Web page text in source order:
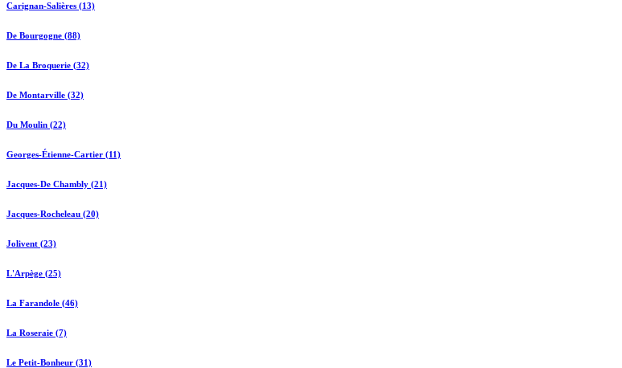
Carignan-Salières (13)
De Bourgogne (88)
De La Broquerie (32)
De Montarville (32)
Du Moulin (22)
Georges-Étienne-Cartier (11)
Jacques-De Chambly (21)
Jacques-Rocheleau (20)
Jolivent (23)
L'Arpège (25)
La Farandole (46)
La Roseraie (7)
Le Petit-Bonheur (31)